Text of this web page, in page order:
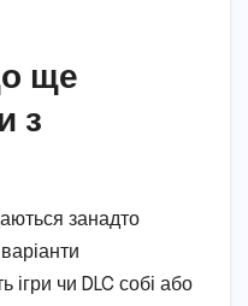
ще
з
занадто
ігри чи DLC собі або